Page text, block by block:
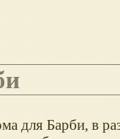
для Барби, в